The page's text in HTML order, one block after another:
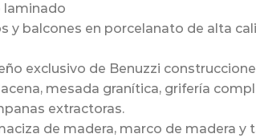
laminado
y balcones en porcelanato de alta
exclusivo de Benuzzi
mesada granítica, grifería
extractoras.
de madera, marco de madera